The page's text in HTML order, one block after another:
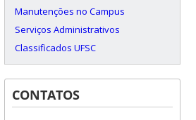
Manutenções no Campus
Serviços Administrativos
Classificados UFSC
CONTATOS